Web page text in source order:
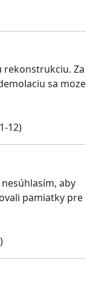
rekonstrukciu. Za
sa moze
12)
aby
pamiatky pre